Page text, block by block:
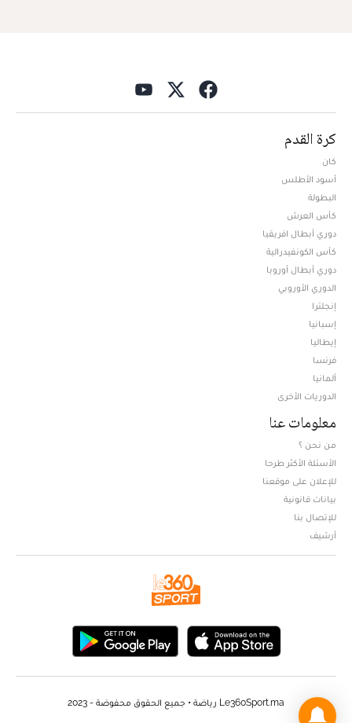
كرة القدم
كان
أسود الأطلس
البطولة
كأس العرش
دوري أبطال افريقيا
كأس الكونفيدرالية
دوري أبطال أوروبا
الدوري الأوروبي
إنجلترا
إسبانيا
إيطاليا
فرنسا
ألمانيا
الدوريات الأخرى
معلومات عنا
من نحن ؟
الأسئلة الأكثر طرحا
للإعلان على موقعنا
بيانات قانونية
للإتصال بنا
أرشيف
Le360Sport.ma رياضة • جميع الحقوق محفوضة - 2023